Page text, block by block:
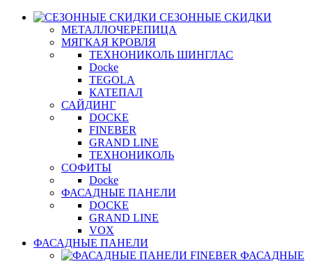
СЕЗОННЫЕ СКИДКИ
МЕТАЛЛОЧЕРЕПИЦА
МЯГКАЯ КРОВЛЯ
ТЕХНОНИКОЛЬ ШИНГЛАС
Docke
TEGOLA
КАТЕПАЛ
САЙДИНГ
DOCKE
FINEBER
GRAND LINE
ТЕХНОНИКОЛЬ
СОФИТЫ
Docke
ФАСАДНЫЕ ПАНЕЛИ
DOCKE
GRAND LINE
VOX
ФАСАДНЫЕ ПАНЕЛИ
ФАСАДНЫЕ